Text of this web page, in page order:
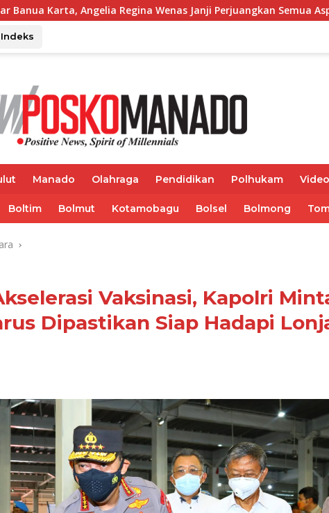
Regina Wenas Janji Perjuangkan Semua Aspirasi
Indeks
Manado Olahraga Pendidikan Polhukam Video
Boltim Bolmut Kotamobagu Bolsel Bolmong
Vaksinasi, Kapolri
Dipastikan Siap Hadapi